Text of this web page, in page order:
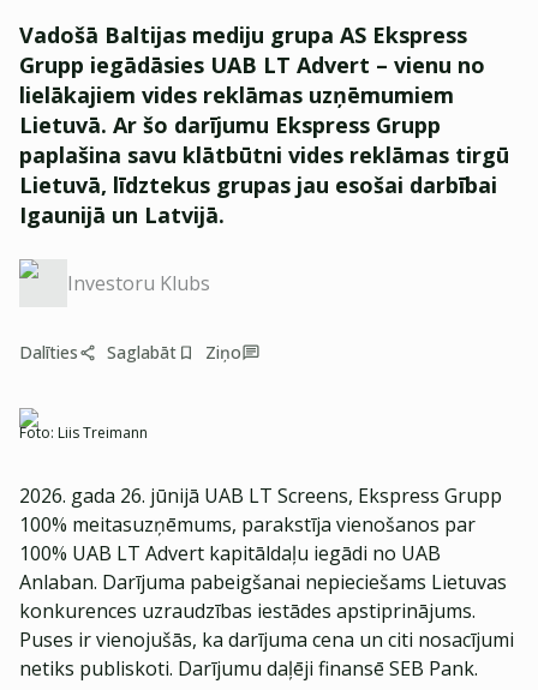
Vadošā Baltijas mediju grupa AS Ekspress
Grupp iegādāsies UAB LT Advert – vienu no
lielākajiem vides reklāmas uzņēmumiem
Lietuvā. Ar šo darījumu Ekspress Grupp
paplašina savu klātbūtni vides reklāmas tirgū
Lietuvā, līdztekus grupas jau esošai darbībai
Igaunijā un Latvijā.
Investoru Klubs
Dalīties Saglabāt Ziņo
Foto: Liis Treimann
2026. gada 26. jūnijā UAB LT Screens, Ekspress Grupp
100% meitasuzņēmums, parakstīja vienošanos par
100% UAB LT Advert kapitāldaļu iegādi no UAB
Anlaban. Darījuma pabeigšanai nepieciešams Lietuvas
konkurences uzraudzības iestādes apstiprinājums.
Puses ir vienojušās, ka darījuma cena un citi nosacījumi
netiks publiskoti. Darījumu daļēji finansē SEB Pank.